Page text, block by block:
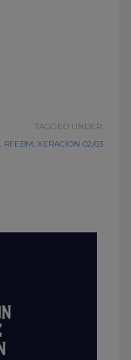
TAGGED UNDER:
RFEBM XERACION 02/03